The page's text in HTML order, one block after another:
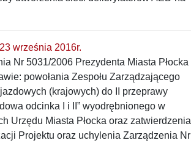
września 2016r.
Nr 5031/2006 Prezydenta Miasta Płocka
powołania Zespołu Zarządzającego
(krajowych) do II przeprawy
odcinka I i II” wyodrębnionego w
Urzędu Miasta Płocka oraz zatwierdzenia
Projektu oraz uchylenia Zarządzenia Nr